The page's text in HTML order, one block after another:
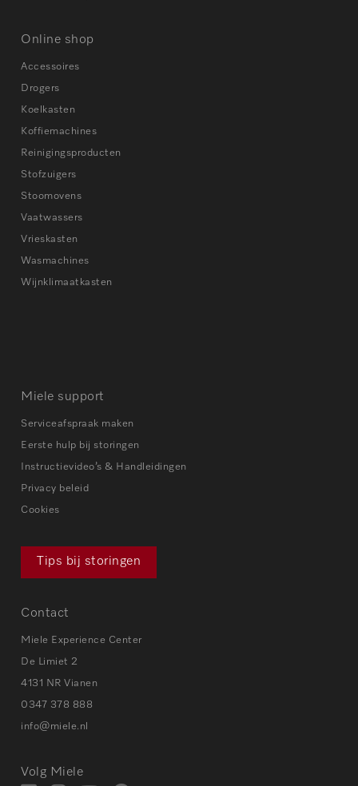
Online shop
Accessoires
Drogers
Koelkasten
Koffiemachines
Reinigingsproducten
Stofzuigers
Stoomovens
Vaatwassers
Vrieskasten
Wasmachines
Wijnklimaatkasten
Miele support
Serviceafspraak maken
Eerste hulp bij storingen
Instructievideo’s & Handleidingen
Privacy beleid
Cookies
Tips bij storingen
Contact
Miele Experience Center
De Limiet 2
4131 NR Vianen
0347 378 888
info@miele.nl
Volg Miele